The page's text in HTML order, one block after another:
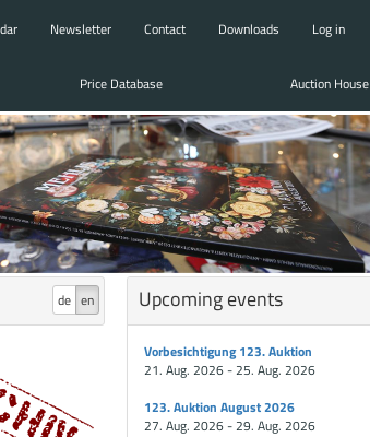
Newsletter Contact Downloads Log in
Price Database Auction House
de en Upcoming events
Vorbesichtigung 123. Auktion
21. Aug. 2026 - 25. Aug. 2026
123. Auktion August 2026
27. Aug. 2026 - 29. Aug. 2026